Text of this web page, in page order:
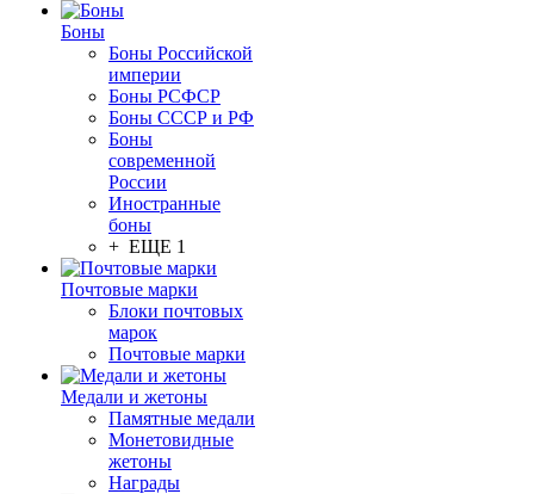
Боны
Боны Российской
империи
Боны РСФСР
Боны СССР и РФ
Боны
современной
России
Иностранные
боны
+ ЕЩЕ 1
Почтовые марки
Блоки почтовых
марок
Почтовые марки
Медали и жетоны
Памятные медали
Монетовидные
жетоны
Награды